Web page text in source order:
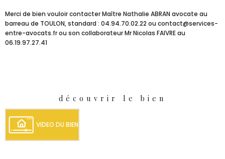
Merci de bien vouloir contacter Maître Nathalie ABRAN avocate au
barreau de TOULON, standard : 04.94.70.02.22 ou contact@services-
entre-avocats.fr ou son collaborateur Mr Nicolas FAIVRE au
06.19.97.27.41
découvrir le bien
VIDEO DU BIEN